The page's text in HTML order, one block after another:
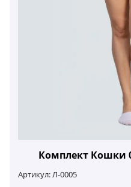
Комплект Кошки
Артикул:Л-0005